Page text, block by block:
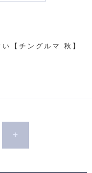
【チングルマ 秋】
+